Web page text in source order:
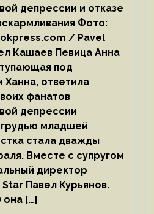
депрессии и отказе
Фото:
/ Pavel
Кашаев Певица Анна
под
ответила
фанатов
депрессии
младшей
стала дважды
Вместе с супругом
директор
Павел Курьянов.
она […]